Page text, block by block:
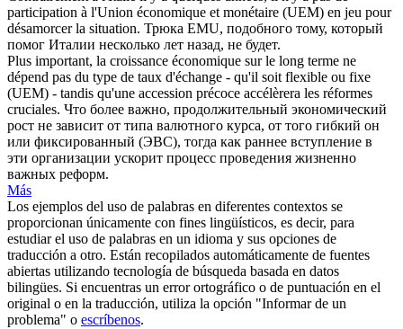
participation à l'Union économique et monétaire (UEM) en jeu pour
désamorcer la situation. Трюка EMU, подобного тому, который
помог Италии несколько лет назад, не будет.
Plus important, la croissance économique sur le long terme ne
dépend pas du type de taux d'échange - qu'il soit flexible ou fixe
(UEM) - tandis qu'une accession précoce accélèrera les réformes
cruciales. Что более важно, продолжительный экономический
рост не зависит от типа валютного курса, от того гибкий он
или фиксированный (ЭВС), тогда как раннее вступление в
эти организации ускорит процесс проведения жизненно
важных реформ.
Más
Los ejemplos del uso de palabras en diferentes contextos se
proporcionan únicamente con fines lingüísticos, es decir, para
estudiar el uso de palabras en un idioma y sus opciones de
traducción a otro. Están recopilados automáticamente de fuentes
abiertas utilizando tecnología de búsqueda basada en datos
bilingües. Si encuentras un error ortográfico o de puntuación en el
original o en la traducción, utiliza la opción "Informar de un
problema" o escríbenos.